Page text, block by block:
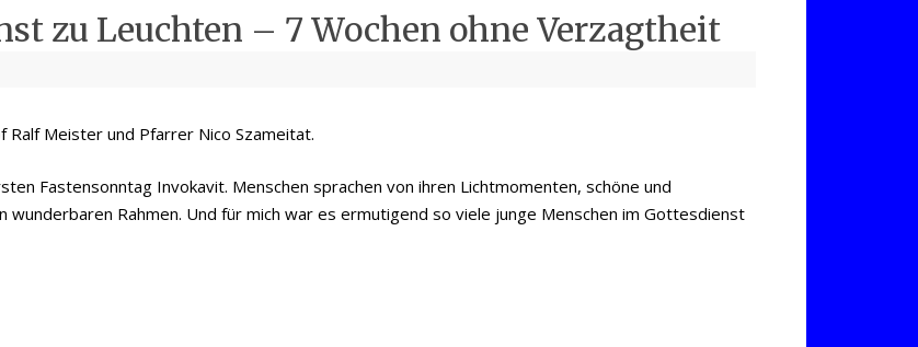
zu Leuchten – 7 Wochen ohne Verzagtheit
Meister und Pfarrer Nico Szameitat.
Fastensonntag Invokavit. Menschen sprachen von ihren Lichtmomenten, schöne und
Rahmen. Und für mich war es ermutigend so viele junge Menschen im Gottesdienst